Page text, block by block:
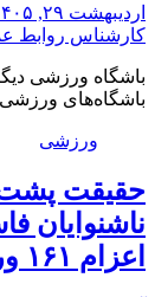
اردیبهشت ۲۹, ۱۴۰۵
کارشناس روابط
باشگاه ورزشی
باشگاه‌های
ورزشی
حقیقت پشت
اعزام ۱۶۱ ورزشکار ناشنوا به المپیک